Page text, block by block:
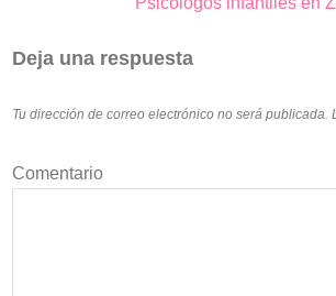
entradas
Deja una respuesta
Tu dirección de correo electrónico no será publicada.
Comentario